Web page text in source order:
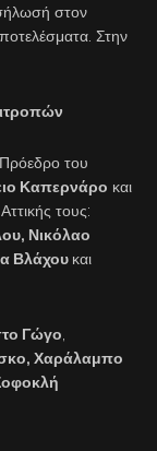
στον
Στην
του
Καπερνάρο και
τους:
Νικόλαο
Βλάχου και
Γώγο
Χαράλαμπο